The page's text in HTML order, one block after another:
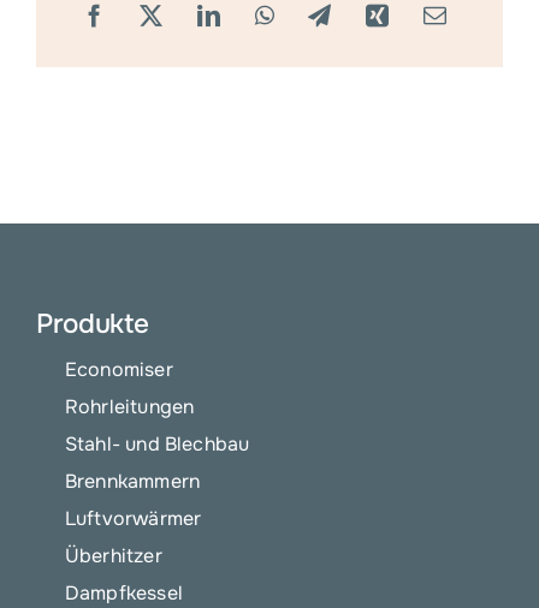
Produkte
Economiser
Rohrleitungen
Stahl- und Blechbau
Brennkammern
Luftvorwärmer
Überhitzer
Dampfkessel